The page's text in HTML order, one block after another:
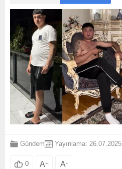
Gündem Yayınlama: 26.07.2025
0 A+ A-